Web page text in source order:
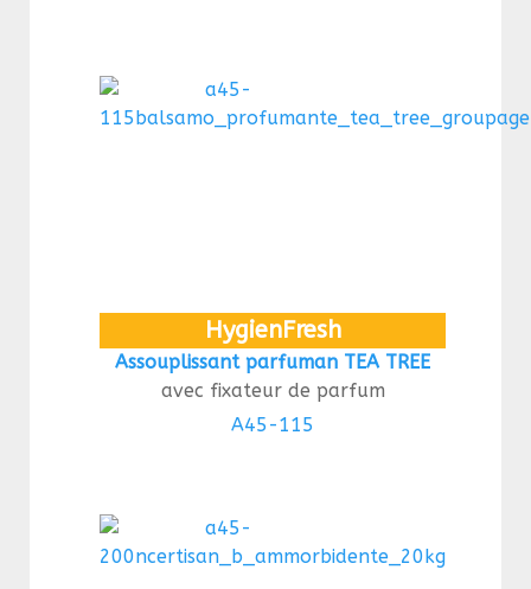
HygienFresh
Assouplissant parfuman TEA TREE
avec fixateur de parfum
A45-115